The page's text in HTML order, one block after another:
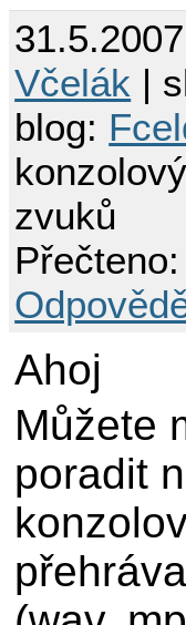
Včelák |
blog:
zvuků
Ahoj
Můžete
poradit